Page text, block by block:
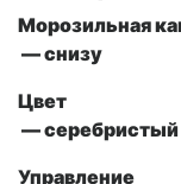
Морозильная
— снизу
Цвет
— серебристый
Управление